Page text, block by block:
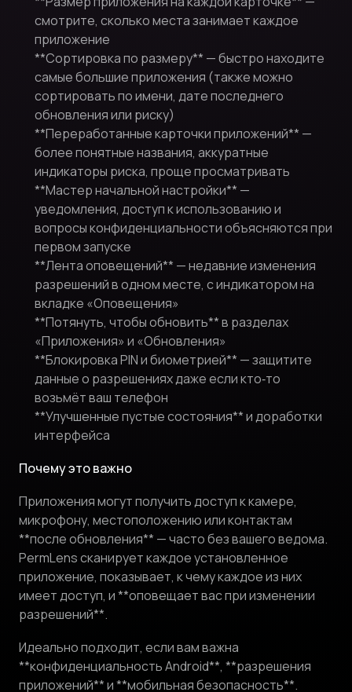
смотрите, сколько места занимает каждое
приложение
**Сортировка по размеру** — быстро находите
самые большие приложения (также можно
сортировать по имени, дате последнего
обновления или риску)
**Переработанные карточки приложений** —
более понятные названия, аккуратные
индикаторы риска, проще просматривать
**Мастер начальной настройки** —
уведомления, доступ к использованию и
вопросы конфиденциальности объясняются при
первом запуске
**Лента оповещений** — недавние изменения
разрешений в одном месте, с индикатором на
вкладке «Оповещения»
**Потянуть, чтобы обновить** в разделах
«Приложения» и «Обновления»
**Блокировка PIN и биометрией** — защитите
данные о разрешениях даже если кто‑то
возьмёт ваш телефон
**Улучшенные пустые состояния** и доработки
интерфейса
Почему это важно
Приложения могут получить доступ к камере,
микрофону, местоположению или контактам
**после обновления** — часто без вашего ведома.
PermLens сканирует каждое установленное
приложение, показывает, к чему каждое из них
имеет доступ, и **оповещает вас при изменении
разрешений**.
Идеально подходит, если вам важна
**конфиденциальность Android**, **разрешения
приложений** и **мобильная безопасность**.